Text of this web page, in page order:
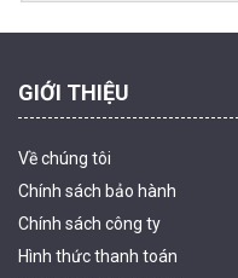
GIỚI THIỆU
Về chúng tôi
Chính sách bảo hành
Chính sách công ty
Hình thức thanh toán